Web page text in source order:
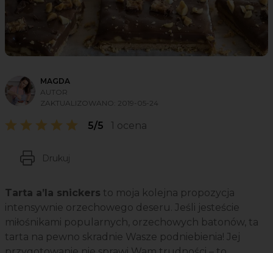
MAGDA
AUTOR
ZAKTUALIZOWANO: 2019-05-24
5/5 1 ocena
Drukuj
Tarta a’la snickers to moja kolejna propozycja
intensywnie orzechowego deseru. Jeśli jesteście
miłośnikami popularnych, orzechowych batonów, ta
tarta na pewno skradnie Wasze podniebienia! Jej